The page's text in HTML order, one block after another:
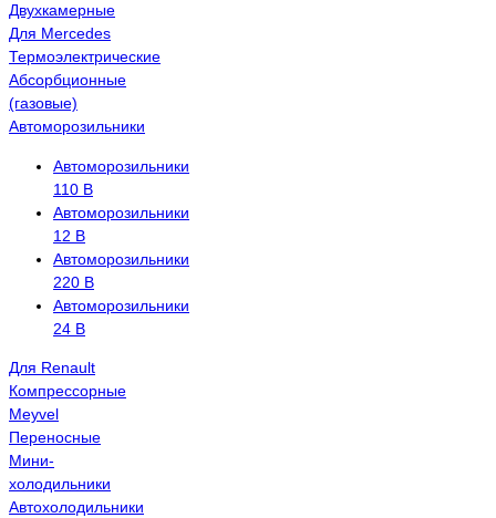
Двухкамерные
Для Mercedes
Термоэлектрические
Абсорбционные
(газовые)
Автоморозильники
Автоморозильники
110 В
Автоморозильники
12 В
Автоморозильники
220 В
Автоморозильники
24 В
Для Renault
Компрессорные
Meyvel
Переносные
Мини-
холодильники
Автохолодильники